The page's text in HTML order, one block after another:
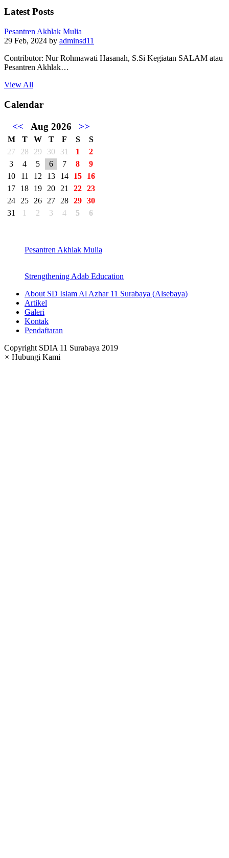
Latest Posts
Pesantren Akhlak Mulia
29 Feb, 2024 by adminsd11
Contributor: Nur Rohmawati Hasanah, S.Si Kegiatan SALAM atau
Pesantren Akhlak…
View All
Calendar
<< Aug 2026 >>
M T W T F S
S
27
28 29 30 31 1
2
3
4 5 6 7 8
9
10
11 12 13 14 15
16
17
18 19 20 21 22 23
24 25 26 27 28 29 30
31
1 2 3 4 5 6
Pesantren Akhlak Mulia
Strengthening Adab Education
About SD Islam Al Azhar 11 Surabaya (Alsebaya)
Artikel
Galeri
Kontak
Pendaftaran
Copyright SDIA 11 Surabaya 2019
× Hubungi Kami